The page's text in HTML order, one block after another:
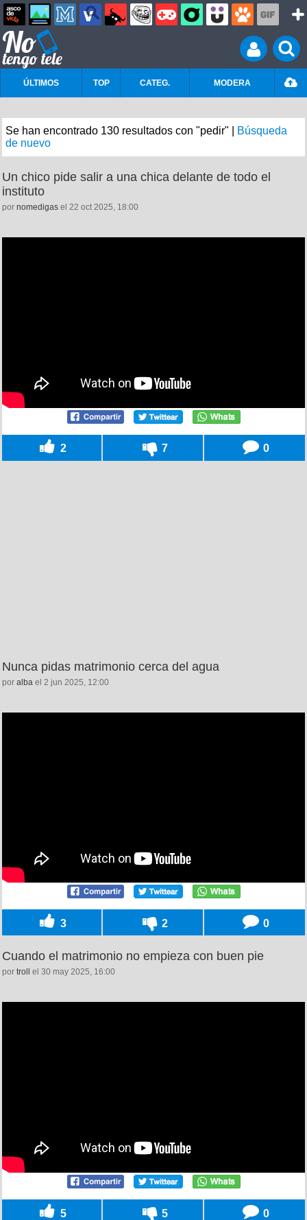
ÚLTIMOS TOP CATEG. MODERA
Se han encontrado 130 resultados con "pedir" |
Búsqueda
de nuevo
Un chico pide salir a una chica delante de todo el
instituto
por nomedigas el 22 oct 2025, 18:00
2 7 0
Nunca pidas matrimonio cerca del agua
por alba el 2 jun 2025, 12:00
3 2 0
Cuando el matrimonio no empieza con buen pie
por troll el 30 may 2025, 16:00
5 5 0